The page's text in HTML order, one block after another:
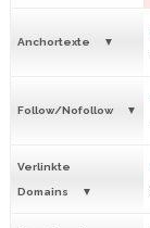
Anchortexte
Follow/Nofollow
Verlinkte
Domains